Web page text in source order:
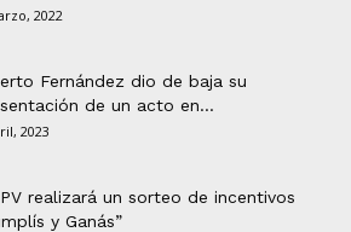
2022
Fernández dio de baja su
de un acto en...
2023
realizará un sorteo de incentivos
y Ganás”